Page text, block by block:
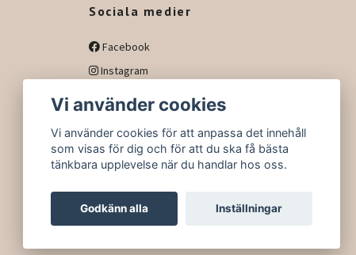
Sociala medier
Facebook
Instagram
Vi använder cookies
Vi använder cookies för att anpassa det innehåll
som visas för dig och för att du ska få bästa
tänkbara upplevelse när du handlar hos oss.
Godkänn alla Inställningar